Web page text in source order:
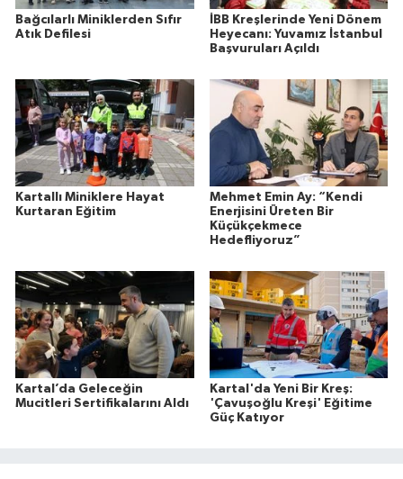
Bağcılarlı Miniklerden Sıfır
Atık Defilesi
İBB Kreşlerinde Yeni Dönem
Heyecanı: Yuvamız İstanbul
Başvuruları Açıldı
Kartallı Miniklere Hayat
Kurtaran Eğitim
Mehmet Emin Ay: “Kendi
Enerjisini Üreten Bir
Küçükçekmece
Hedefliyoruz”
Kartal’da Geleceğin
Mucitleri Sertifikalarını Aldı
Kartal'da Yeni Bir Kreş:
'Çavuşoğlu Kreşi' Eğitime
Güç Katıyor